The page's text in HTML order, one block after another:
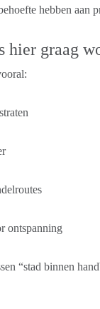
hebben aan
hier graag
ontspanning
“stad binnen